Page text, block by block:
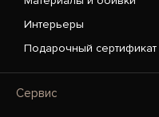
Интерьеры
Подарочный сертификат
Сервис